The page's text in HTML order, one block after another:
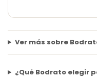
Ver más sobre
¿Qué Bodrato elegir